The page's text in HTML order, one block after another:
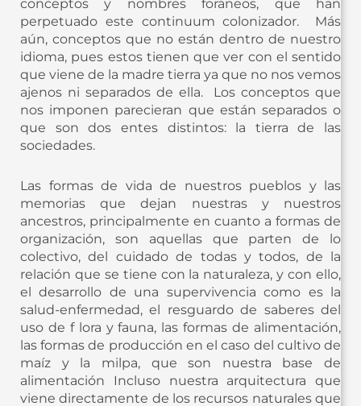
conceptos y nombres foráneos, que han
perpetuado este continuum colonizador. Más
aún, conceptos que no están dentro de nuestro
idioma, pues estos tienen que ver con el sentido
que viene de la madre tierra ya que no nos vemos
ajenos ni separados de ella. Los conceptos que
nos imponen parecieran que están separados o
que son dos entes distintos: la tierra de las
sociedades.
Las formas de vida de nuestros pueblos y las
memorias que dejan nuestras y nuestros
ancestros, principalmente en cuanto a formas de
organización, son aquellas que parten de lo
colectivo, del cuidado de todas y todos, de la
relación que se tiene con la naturaleza, y con ello,
el desarrollo de una supervivencia como es la
salud-enfermedad, el resguardo de saberes del
uso de f lora y fauna, las formas de alimentación,
las formas de producción en el caso del cultivo de
maíz y la milpa, que son nuestra base de
alimentación Incluso nuestra arquitectura que
viene directamente de los recursos naturales que